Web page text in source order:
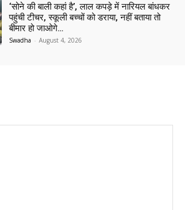
‘सोने की बाली कहां है’, लाल कपड़े में नारियल बांधकर
पहुंची टीचर, स्कूली बच्चों को डराया, नहीं बताया तो
बीमार हो जाओगे…
Swadha - August 4, 2026